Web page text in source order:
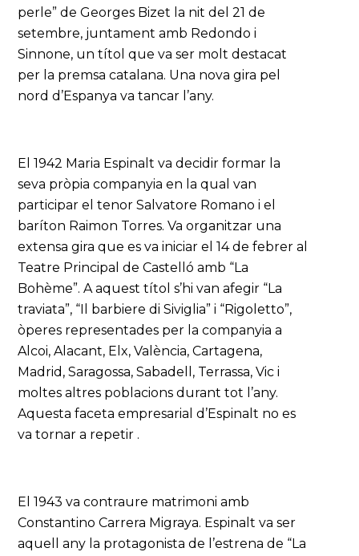
perle” de Georges Bizet la nit del 21 de
setembre, juntament amb Redondo i
Sinnone, un títol que va ser molt destacat
per la premsa catalana. Una nova gira pel
nord d’Espanya va tancar l’any.
El 1942 Maria Espinalt va decidir formar la
seva pròpia companyia en la qual van
participar el tenor Salvatore Romano i el
baríton Raimon Torres. Va organitzar una
extensa gira que es va iniciar el 14 de febrer al
Teatre Principal de Castelló amb “La
Bohème”. A aquest títol s’hi van afegir “La
traviata”, “Il barbiere di Siviglia” i “Rigoletto”,
òperes representades per la companyia a
Alcoi, Alacant, Elx, València, Cartagena,
Madrid, Saragossa, Sabadell, Terrassa, Vic i
moltes altres poblacions durant tot l’any.
Aquesta faceta empresarial d’Espinalt no es
va tornar a repetir .
El 1943 va contraure matrimoni amb
Constantino Carrera Migraya. Espinalt va ser
aquell any la protagonista de l’estrena de “La